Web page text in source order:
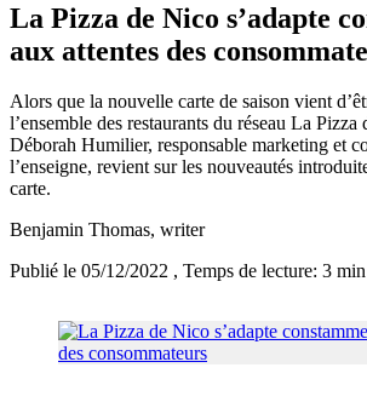
La Pizza de Nico s’adapte
aux attentes des
Alors que la nouvelle carte de saison vient
l’ensemble des restaurants du réseau La
Déborah Humilier, responsable marketing et
l’enseigne, revient sur les nouveautés
carte.
Benjamin Thomas, writer
Publié le 05/12/2022 , Temps de lecture: 3 min